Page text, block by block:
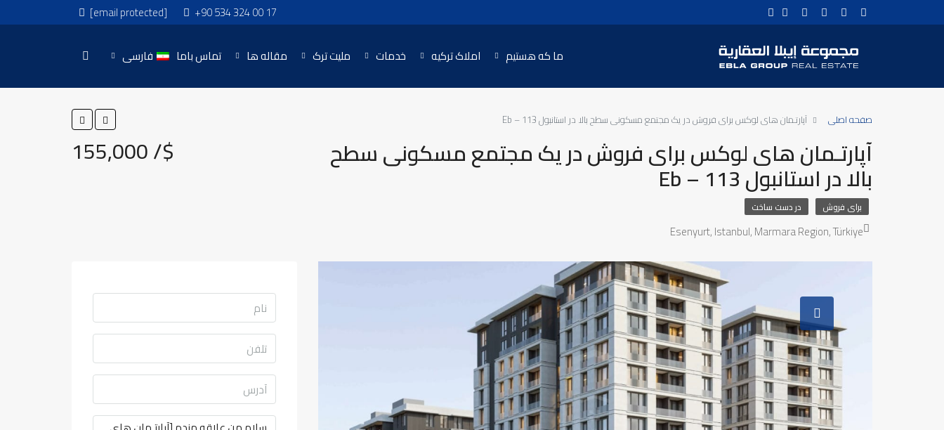
+90 534 324 00 17
[email protected]
ما که هستیم املاک ترکیه خدمات ملیت ترک مقاله ها تماس باما فارسی
صفحه اصلی آپارتـمان های لوکس برای فروش در یک مجتمع مسکونی سطح بالا در استانبول Eb – 113
آپارتـمان های لوکس برای فروش در یک مجتمع مسکونی سطح
بالا در استانبول Eb – 113
155,000 /$
برای فروش در دست ساخت
Esenyurt, Istanbul, Marmara Region, Türkiye